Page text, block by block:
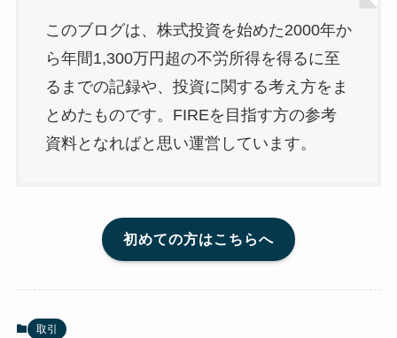
このブログは、株式投資を始めた2000年か
ら年間1,300万円超の不労所得を得るに至
るまでの記録や、投資に関する考え方をま
とめたものです。FIREを目指す方の参考
資料となればと思い運営しています。
初めての方はこちらへ
取引